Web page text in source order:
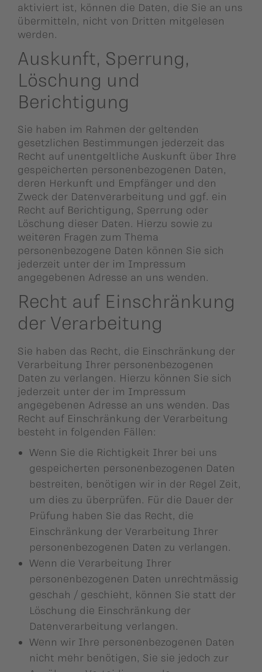
aktiviert ist, können die Daten, die Sie an uns
übermitteln, nicht von Dritten mitgelesen
werden.
Auskunft, Sperrung,
Löschung und
Berichtigung
Sie haben im Rahmen der geltenden
gesetzlichen Bestimmungen jederzeit das
Recht auf unentgeltliche Auskunft über Ihre
gespeicherten personenbezogenen Daten,
deren Herkunft und Empfänger und den
Zweck der Datenverarbeitung und ggf. ein
Recht auf Berichtigung, Sperrung oder
Löschung dieser Daten. Hierzu sowie zu
weiteren Fragen zum Thema
personenbezogene Daten können Sie sich
jederzeit unter der im Impressum
angegebenen Adresse an uns wenden.
Recht auf Einschränkung
der Verarbeitung
Sie haben das Recht, die Einschränkung der
Verarbeitung Ihrer personenbezogenen
Daten zu verlangen. Hierzu können Sie sich
jederzeit unter der im Impressum
angegebenen Adresse an uns wenden. Das
Recht auf Einschränkung der Verarbeitung
besteht in folgenden Fällen:
Wenn Sie die Richtigkeit Ihrer bei uns
gespeicherten personenbezogenen Daten
bestreiten, benötigen wir in der Regel Zeit,
um dies zu überprüfen. Für die Dauer der
Prüfung haben Sie das Recht, die
Einschränkung der Verarbeitung Ihrer
personenbezogenen Daten zu verlangen.
Wenn die Verarbeitung Ihrer
personenbezogenen Daten unrechtmässig
geschah / geschieht, können Sie statt der
Löschung die Einschränkung der
Datenverarbeitung verlangen.
Wenn wir Ihre personenbezogenen Daten
nicht mehr benötigen, Sie sie jedoch zur